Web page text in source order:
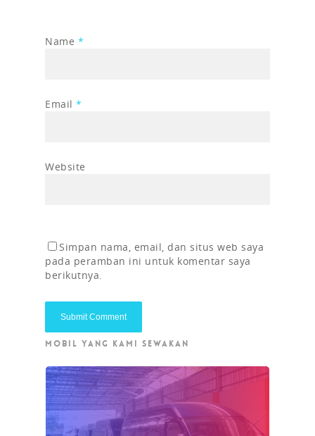
Name *
Email *
Website
Simpan nama, email, dan situs web saya
pada peramban ini untuk komentar saya
berikutnya.
MOBIL YANG KAMI SEWAKAN